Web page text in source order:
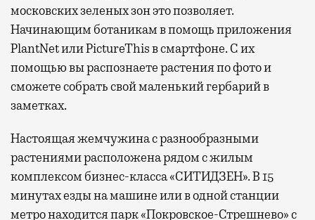
московских зеленых зон это позволяет.
Начинающим ботаникам в помощь приложения
PlantNet или PictureThis в смартфоне. С их
помощью вы распознаете растения по фото и
сможете собрать свой маленький гербарий в
заметках.
Настоящая жемчужина с разнообразными
растениями расположена рядом с жилым
комплексом бизнес-класса «СИТИДЗЕН». В 15
минутах езды на машине или в одной станции
метро находится парк «Покровское-Стрешнево» с